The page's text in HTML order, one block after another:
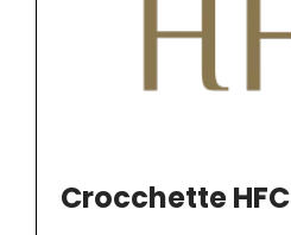
Crocchette HFC